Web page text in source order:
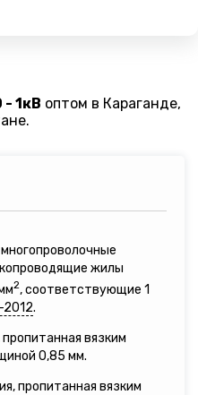
1кВ оптом в Караганде,
жилы
2, соответствующие 1
.
вязким
0,85 мм.
пропитанная вязким